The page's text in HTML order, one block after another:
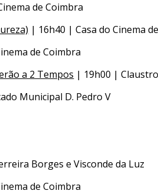
de Coimbra
| 16h40 | Casa do Cinema
de Coimbra
a 2 Tempos | 19h00 |
Municipal D. Pedro V
Borges e Visconde da Luz
de Coimbra